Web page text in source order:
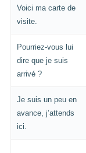
Voici ma carte de
visite.
Pourriez-vous lui
dire que je suis
arrivé ?
Je suis un peu en
avance, j’attends
ici.